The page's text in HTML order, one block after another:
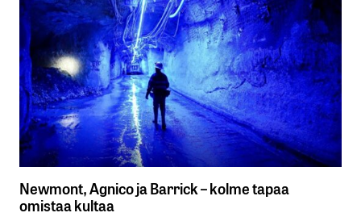
Newmont, Agnico ja Barrick – kolme tapaa
omistaa kultaa